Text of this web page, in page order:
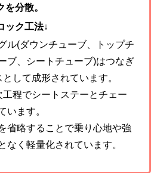
分散。
ック工法↓
ル(ダウンチューブ、トップチ
ブ、シートチューブ)はつなぎ
して成形されています。
程でシートステーとチェー
います。
省略することで乗り心地や強
なく軽量化されています。